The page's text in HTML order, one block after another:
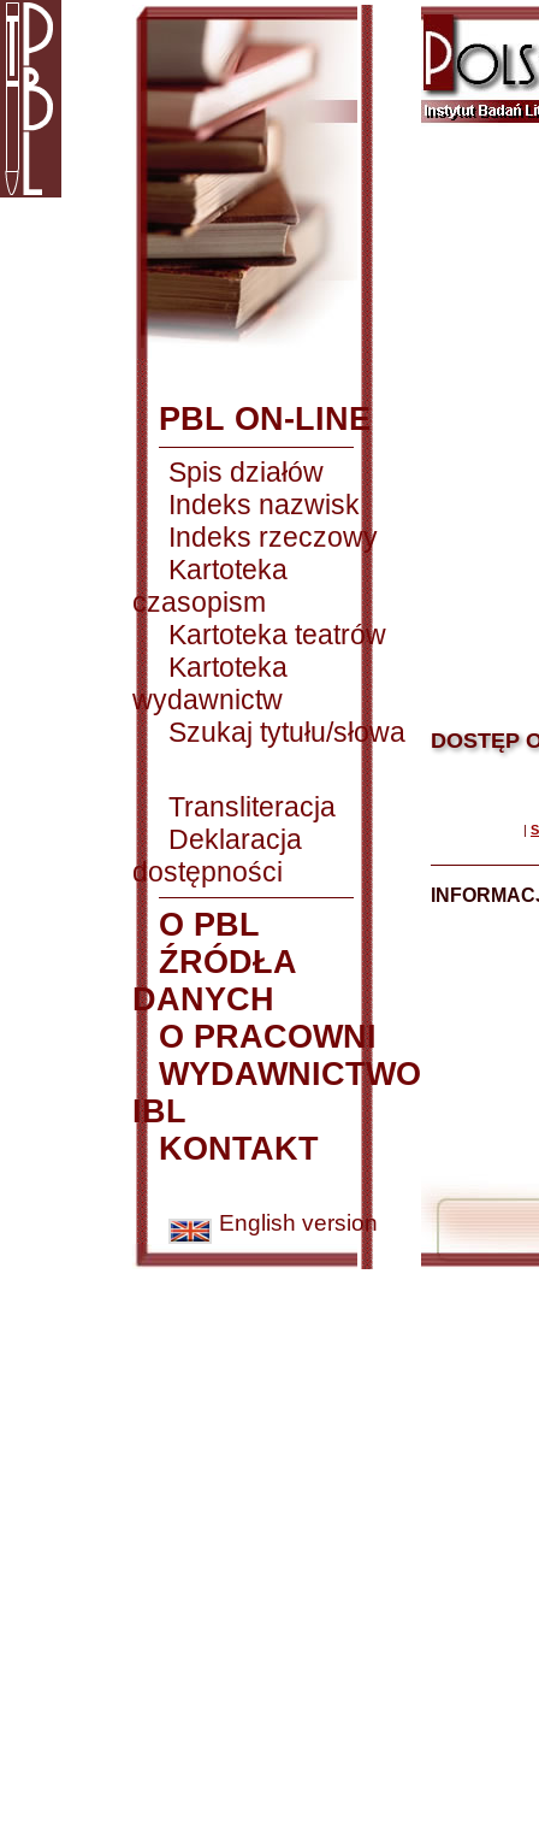
PBL ON-LINE
Spis działów
Indeks nazwisk
Indeks rzeczowy
Kartoteka
czasopism
Kartoteka teatrów
Kartoteka
wydawnictw
Szukaj tytułu/słowa
Transliteracja
Deklaracja
dostępności
O PBL
ŹRÓDŁA
DANYCH
O PRACOWNI
WYDAWNICTWO
IBL
KONTAKT
English version
DOSTĘP
|